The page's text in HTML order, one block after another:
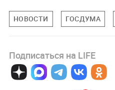
НОВОСТИ ГОСДУМА
Подписаться на LIFE